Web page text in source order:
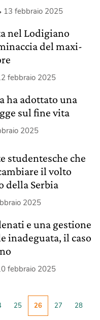
13 febbraio 2025
nel Lodigiano
del maxi-
febbraio 2025
ha adottato una
sul fine vita
2025
studentesche che
il volto
della Serbia
2025
e una gestione
inadeguata, il caso
febbraio 2025
25 26 27 28